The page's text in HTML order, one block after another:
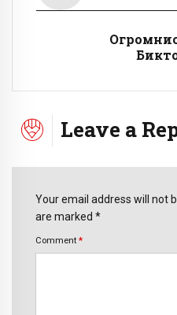
Leave a
Your email address will not
are marked *
Comment *